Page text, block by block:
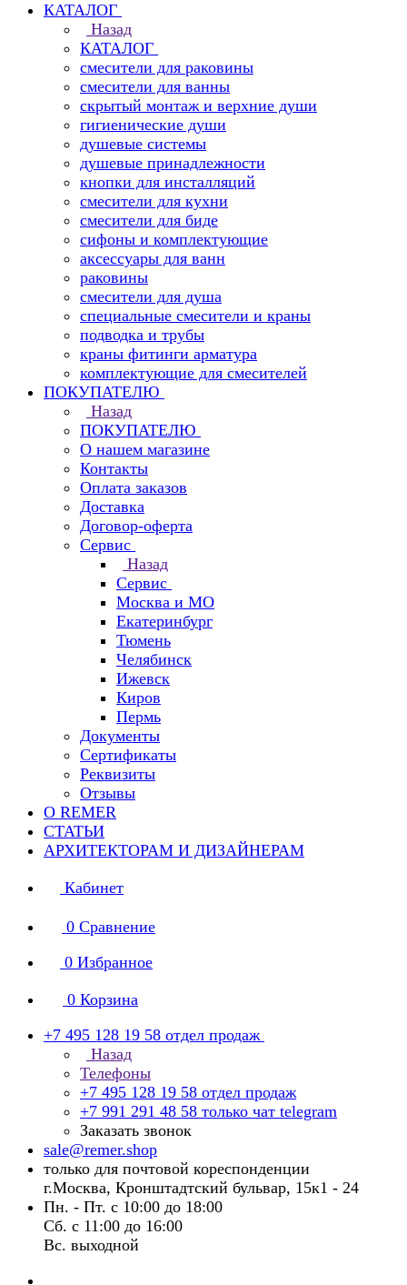
КАТАЛОГ
Назад
КАТАЛОГ
смесители для раковины
смесители для ванны
скрытый монтаж и верхние души
гигиенические души
душевые системы
душевые принадлежности
кнопки для инсталляций
смесители для кухни
смесители для биде
сифоны и комплектующие
аксессуары для ванн
раковины
смесители для душа
специальные смесители и краны
подводка и трубы
краны фитинги арматура
комплектующие для смесителей
ПОКУПАТЕЛЮ
Назад
ПОКУПАТЕЛЮ
О нашем магазине
Контакты
Оплата заказов
Доставка
Договор-оферта
Сервис
Назад
Сервис
Москва и МО
Екатеринбург
Тюмень
Челябинск
Ижевск
Киров
Пермь
Документы
Сертификаты
Реквизиты
Отзывы
О REMER
СТАТЬИ
АРХИТЕКТОРАМ И ДИЗАЙНЕРАМ
Кабинет
0 Сравнение
0 Избранное
0 Корзина
+7 495 128 19 58 отдел продаж
Назад
Телефоны
+7 495 128 19 58 отдел продаж
+7 991 291 48 58 только чат telegram
Заказать звонок
sale@remer.shop
только для почтовой кореспонденции
г.Москва, Кронштадтский бульвар, 15к1 - 24
Пн. - Пт. с 10:00 до 18:00
Сб. с 11:00 до 16:00
Вс. выходной